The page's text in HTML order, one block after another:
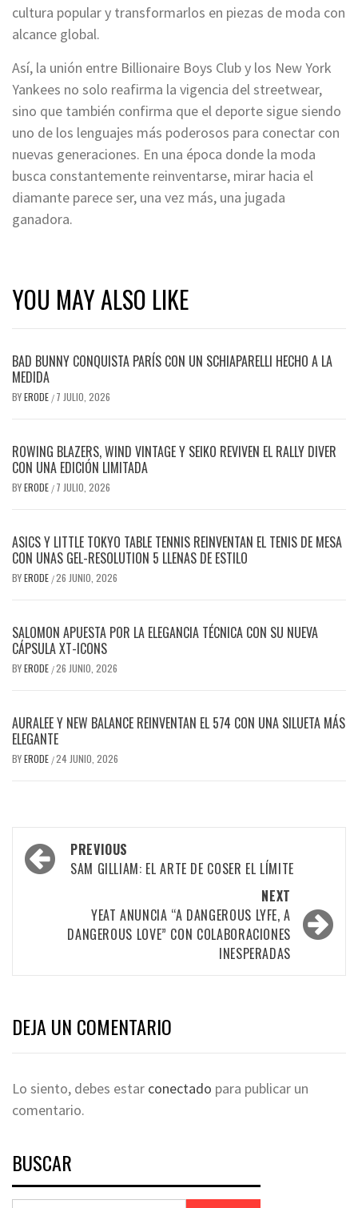
cultura popular y transformarlos en piezas de moda con
alcance global.
Así, la unión entre Billionaire Boys Club y los New York
Yankees no solo reafirma la vigencia del streetwear,
sino que también confirma que el deporte sigue siendo
uno de los lenguajes más poderosos para conectar con
nuevas generaciones. En una época donde la moda
busca constantemente reinventarse, mirar hacia el
diamante parece ser, una vez más, una jugada
ganadora.
YOU MAY ALSO LIKE
BAD BUNNY CONQUISTA PARÍS CON UN SCHIAPARELLI HECHO A LA
MEDIDA
BYERODE / 7 JULIO, 2026
ROWING BLAZERS, WIND VINTAGE Y SEIKO REVIVEN EL RALLY DIVER
CON UNA EDICIÓN LIMITADA
BYERODE / 7 JULIO, 2026
ASICS Y LITTLE TOKYO TABLE TENNIS REINVENTAN EL TENIS DE MESA
CON UNAS GEL-RESOLUTION 5 LLENAS DE ESTILO
BYERODE /26 JUNIO, 2026
SALOMON APUESTA POR LA ELEGANCIA TÉCNICA CON SU NUEVA
CÁPSULA XT-ICONS
BYERODE /26 JUNIO, 2026
AURALEE Y NEW BALANCE REINVENTAN EL 574 CON UNA SILUETA MÁS
ELEGANTE
BYERODE /24 JUNIO, 2026
PREVIOUS
SAM GILLIAM: EL ARTE DE COSER EL LÍMITE
NEXT
YEAT ANUNCIA “A DANGEROUS LYFE, A
DANGEROUS LOVE” CON COLABORACIONES
INESPERADAS
DEJA UN COMENTARIO
Lo siento, debes estar conectado para publicar un
comentario.
BUSCAR